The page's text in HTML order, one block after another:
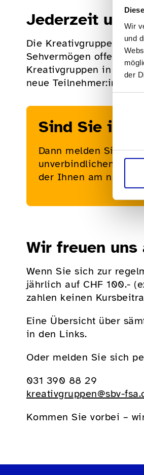
Wir
und
der
Jederzeit
Die Kreativgruppen
Sehvermögen offen.
Kreativgruppen in Chur,
neue Teilnehmer:innen,
Sind Sie
Dann melden Sie
unverbindlichen,
der Ihnen am
Wir freuen uns
Wenn Sie sich zur
jährlich auf CHF 100.-
zahlen keinen
Eine Übersicht über
in den Links.
Oder melden Sie sich
031 390 88 29
kreativgruppen@sbv-
Kommen Sie vorbei –